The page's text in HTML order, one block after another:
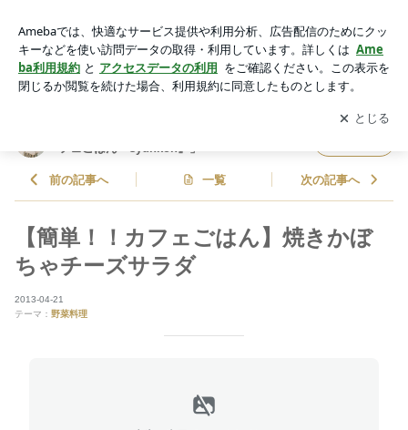
りオフィシャルブログ「含み笑いのカフェごはん『syunko
n』」Powered by Ameba
アプリをダウンロードして ブログの更新通知
を受け取りまし
ょう。
開く
フェごはん『syunkon』」
前の記事へ 一覧 次の記事へ
【簡単！！カフェごはん】焼きかぼ
ちゃチーズサラダ
2013-04-21
テーマ： 野菜料理